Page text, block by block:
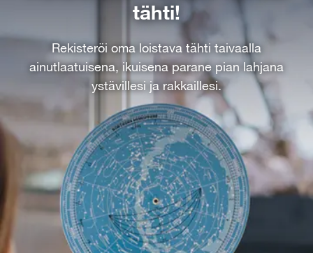
tähti!
Rekisteröi oma loistava tähti taivaalla
ainutlaatuisena, ikuisena parane pian lahjana
ystävillesi ja rakkaillesi.